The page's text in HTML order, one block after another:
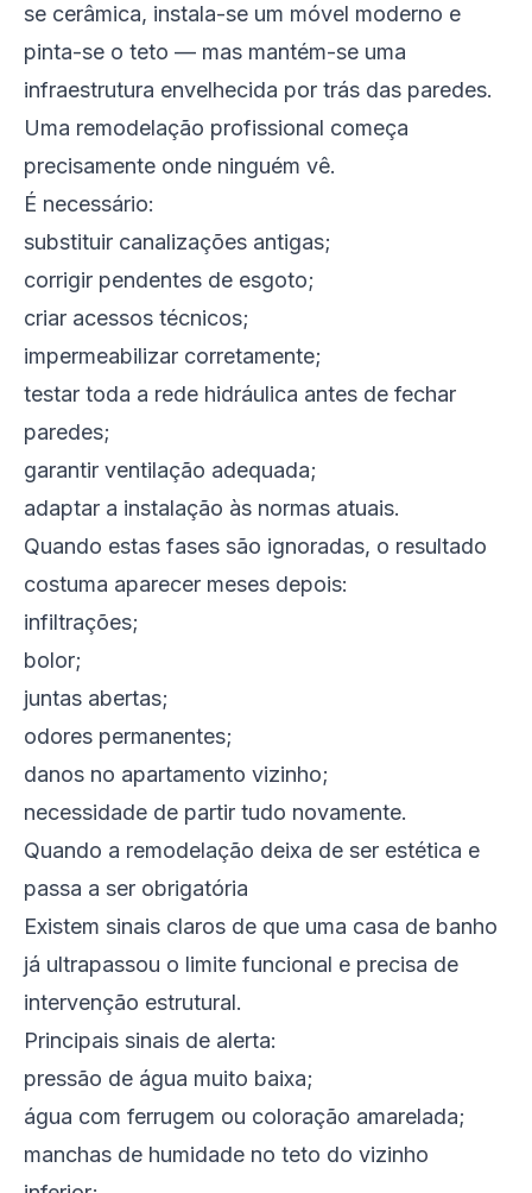
se cerâmica, instala-se um móvel moderno e
pinta-se o teto — mas mantém-se uma
infraestrutura envelhecida por trás das paredes.
Uma remodelação profissional começa
precisamente onde ninguém vê.
É necessário:
substituir canalizações antigas;
corrigir pendentes de esgoto;
criar acessos técnicos;
impermeabilizar corretamente;
testar toda a rede hidráulica antes de fechar
paredes;
garantir ventilação adequada;
adaptar a instalação às normas atuais.
Quando estas fases são ignoradas, o resultado
costuma aparecer meses depois:
infiltrações;
bolor;
juntas abertas;
odores permanentes;
danos no apartamento vizinho;
necessidade de partir tudo novamente.
Quando a remodelação deixa de ser estética e
passa a ser obrigatória
Existem sinais claros de que uma casa de banho
já ultrapassou o limite funcional e precisa de
intervenção estrutural.
Principais sinais de alerta:
pressão de água muito baixa;
água com ferrugem ou coloração amarelada;
manchas de humidade no teto do vizinho